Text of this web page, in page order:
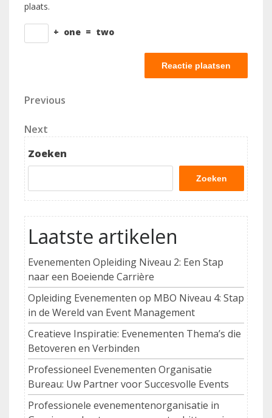
plaats.
+ one = two
Berichtnavigatie
Previous
Previous
Next
Post
Next
Zoeken
Zoeken
Laatste artikelen
Evenementen Opleiding Niveau 2: Een Stap
naar een Boeiende Carrière
Opleiding Evenementen op MBO Niveau 4: Stap
in de Wereld van Event Management
Creatieve Inspiratie: Evenementen Thema’s die
Betoveren en Verbinden
Professioneel Evenementen Organisatie
Bureau: Uw Partner voor Succesvolle Events
Professionele evenementenorganisatie in